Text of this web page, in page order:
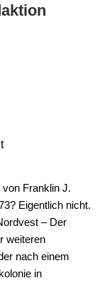
Franklin J.
Eigentlich nicht.
– Der
weiteren
nach einem
in